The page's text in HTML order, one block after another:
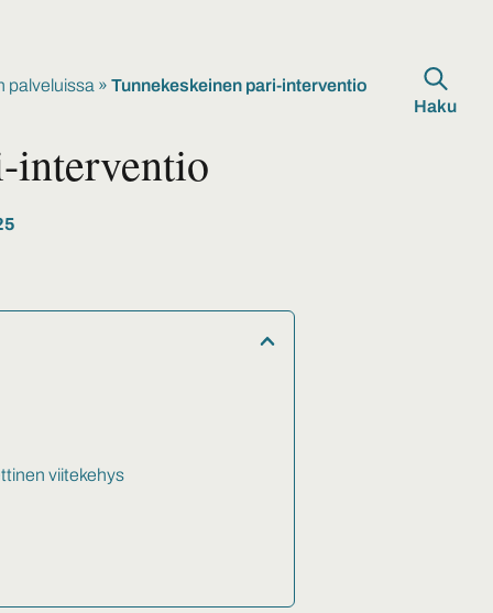
Haku
palveluissa » Tunnekeskeinen pari-interventio
interventio
viitekehys